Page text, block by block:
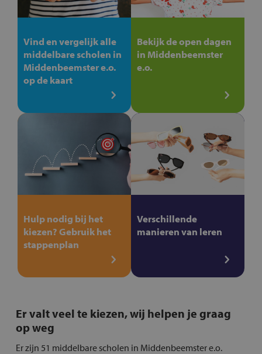
Vind en vergelijk alle
middelbare scholen in
Middenbeemster e.o.
op de kaart
Bekijk de open dagen
in Middenbeemster
e.o.
Hulp nodig bij het
kiezen? Gebruik het
stappenplan
Verschillende
manieren van leren
Er valt veel te kiezen, wij helpen je graag
op weg
Er zijn 51 middelbare scholen in Middenbeemster e.o.